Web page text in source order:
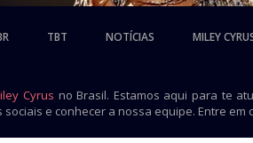
TBT NOTÍCIAS MILEY
Cyrus no Brasil. Estamos aqui para te
e conhecer a nossa equipe. Entre em